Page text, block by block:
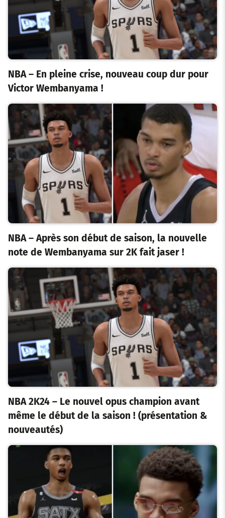
NBA – En pleine crise, nouveau coup dur pour
Victor Wembanyama !
NBA – Après son début de saison, la nouvelle
note de Wembanyama sur 2K fait jaser !
NBA 2K24 – Le nouvel opus champion avant
même le début de la saison ! (présentation &
nouveautés)